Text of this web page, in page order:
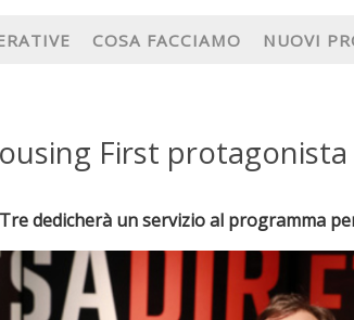
COSA FACCIAMO NUOVI
First protagonista
dedicherà un servizio al programma